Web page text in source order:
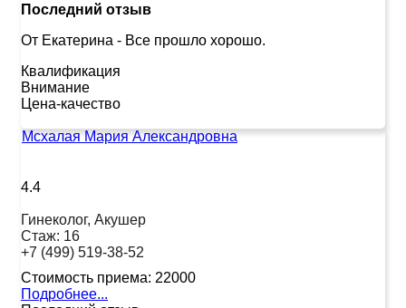
Последний отзыв
От Екатерина - Все прошло хорошо.
Квалификация
Внимание
Цена-качество
Мсхалая Мария Александровна
4.4
Гинеколог, Акушер
Стаж: 16
+7 (499) 519-38-52
Стоимость приема: 22000
Подробнее...